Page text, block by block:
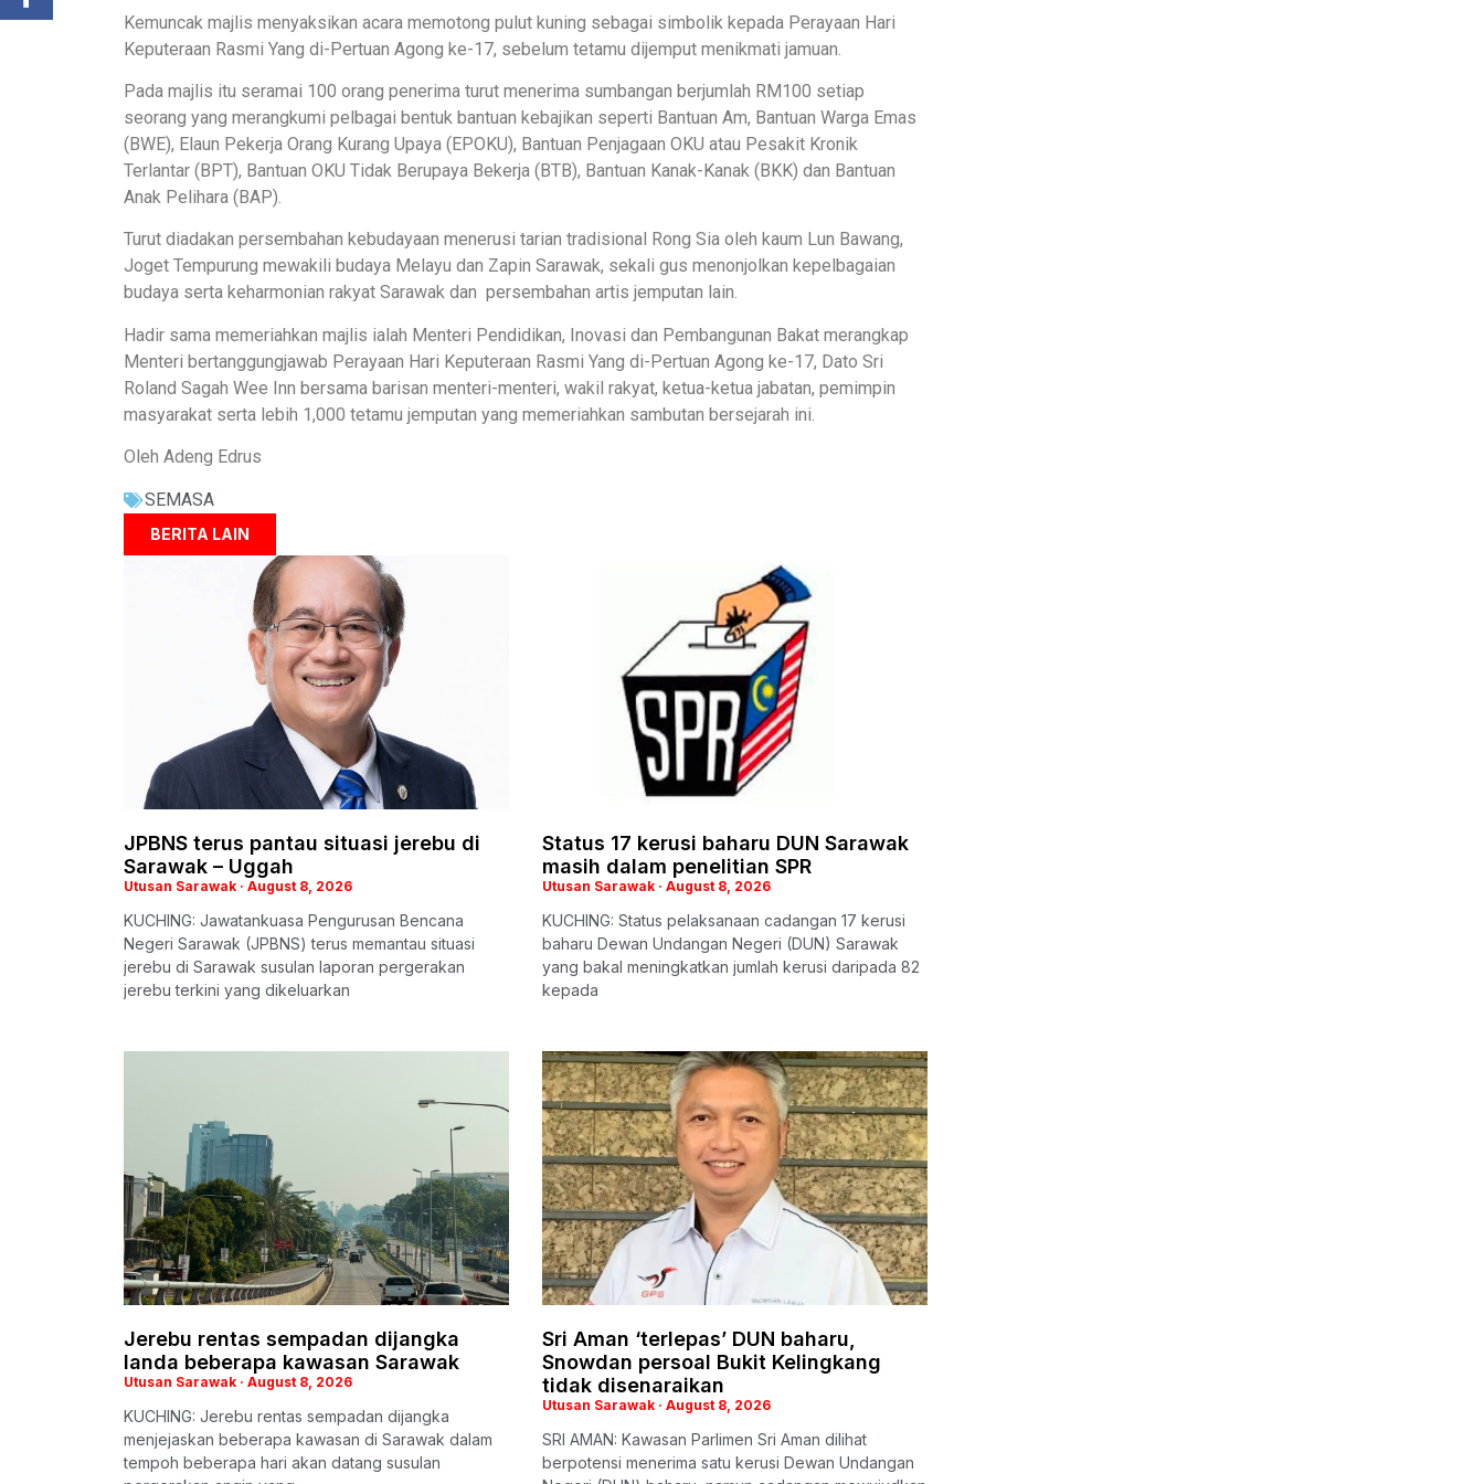
Kemuncak majlis menyaksikan acara memotong pulut kuning sebagai simbolik kepada Perayaan Hari
Keputeraan Rasmi Yang di-Pertuan Agong ke-17, sebelum tetamu dijemput menikmati jamuan.
Pada majlis itu seramai 100 orang penerima turut menerima sumbangan berjumlah RM100 setiap
seorang yang merangkumi pelbagai bentuk bantuan kebajikan seperti Bantuan Am, Bantuan Warga Emas
(BWE), Elaun Pekerja Orang Kurang Upaya (EPOKU), Bantuan Penjagaan OKU atau Pesakit Kronik
Terlantar (BPT), Bantuan OKU Tidak Berupaya Bekerja (BTB), Bantuan Kanak-Kanak (BKK) dan Bantuan
Anak Pelihara (BAP).
Turut diadakan persembahan kebudayaan menerusi tarian tradisional Rong Sia oleh kaum Lun Bawang,
Joget Tempurung mewakili budaya Melayu dan Zapin Sarawak, sekali gus menonjolkan kepelbagaian
budaya serta keharmonian rakyat Sarawak dan persembahan artis jemputan lain.
Hadir sama memeriahkan majlis ialah Menteri Pendidikan, Inovasi dan Pembangunan Bakat merangkap
Menteri bertanggungjawab Perayaan Hari Keputeraan Rasmi Yang di-Pertuan Agong ke-17, Dato Sri
Roland Sagah Wee Inn bersama barisan menteri-menteri, wakil rakyat, ketua-ketua jabatan, pemimpin
masyarakat serta lebih 1,000 tetamu jemputan yang memeriahkan sambutan bersejarah ini.
Oleh Adeng Edrus
SEMASA
BERITA LAIN
JPBNS terus pantau situasi jerebu di
Sarawak – Uggah
Utusan Sarawak August 8, 2026
KUCHING: Jawatankuasa Pengurusan Bencana
Negeri Sarawak (JPBNS) terus memantau situasi
jerebu di Sarawak susulan laporan pergerakan
jerebu terkini yang dikeluarkan
Status 17 kerusi baharu DUN Sarawak
masih dalam penelitian SPR
Utusan Sarawak August 8, 2026
KUCHING: Status pelaksanaan cadangan 17 kerusi
baharu Dewan Undangan Negeri (DUN) Sarawak
yang bakal meningkatkan jumlah kerusi daripada 82
kepada
Jerebu rentas sempadan dijangka
landa beberapa kawasan Sarawak
Utusan Sarawak August 8, 2026
KUCHING: Jerebu rentas sempadan dijangka
menjejaskan beberapa kawasan di Sarawak dalam
tempoh beberapa hari akan datang susulan
Sri Aman ‘terlepas’ DUN baharu,
Snowdan persoal Bukit Kelingkang
tidak disenaraikan
Utusan Sarawak August 8, 2026
SRI AMAN: Kawasan Parlimen Sri Aman dilihat
berpotensi menerima satu kerusi Dewan Undangan